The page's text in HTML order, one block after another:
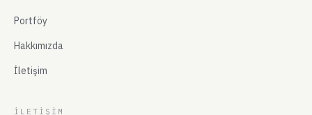
Portföy
Hakkımızda
İletişim
İLETIŞIM